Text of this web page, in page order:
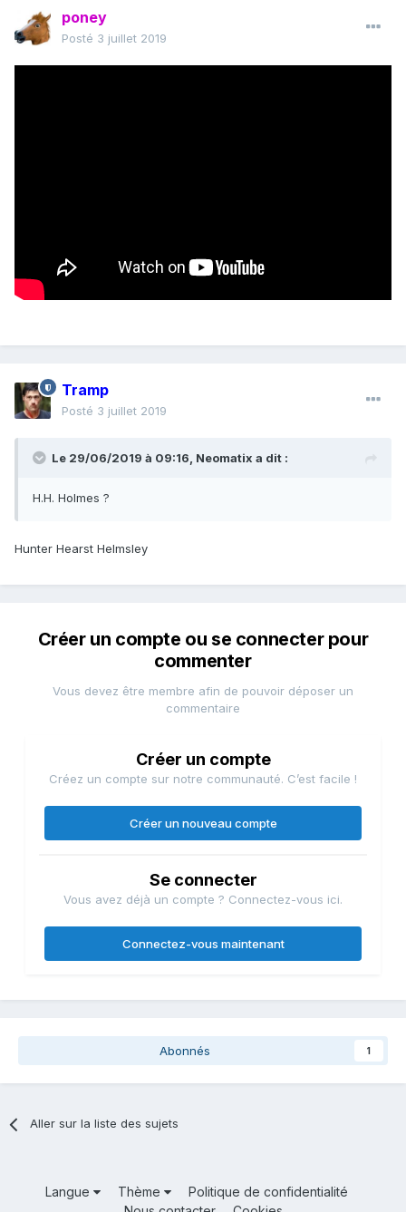
poney
Posté 3 juillet 2019
Tramp
Posté 3 juillet 2019
Le 29/06/2019 à 09:16, Neomatix a dit :
H.H. Holmes ?
Hunter Hearst Helmsley
Créer un compte ou se connecter pour
commenter
Vous devez être membre afin de pouvoir déposer un
commentaire
Créer un compte
Créez un compte sur notre communauté. C’est facile !
Créer un nouveau compte
Se connecter
Vous avez déjà un compte ? Connectez-vous ici.
Connectez-vous maintenant
Abonnés 1
Aller sur la liste des sujets
Langue Thème
Politique de confidentialité